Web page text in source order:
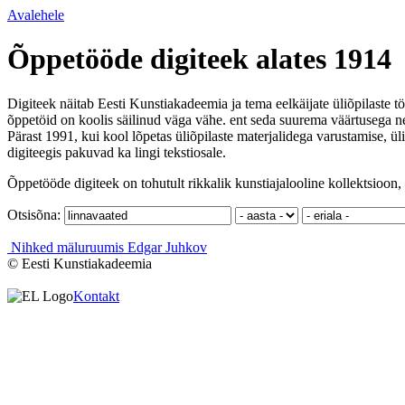
Avalehele
Õppetööde digiteek alates 1914
Digiteek näitab Eesti Kunstiakadeemia ja tema eelkäijate üliõpilaste
õppetöid on koolis säilinud väga vähe. ent seda suurema
Pärast 1991, kui kool lõpetas üliõpilaste materjalidega varustamise,
digiteegis pakuvad ka lingi tekstiosale.
Õppetööde digiteek on tohutult rikkalik kunstiajalooline kollektsioon,
Otsisõna:
Nihked mäluruumis Edgar Juhkov
© Eesti Kunstiakadeemia
Kontakt